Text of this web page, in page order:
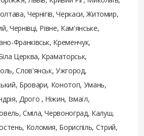
Чернігів, Черкаси, Житомир,
Чернівці, Рівне, Кам'янське,
Франківськ, Кременчук,
Церква, Краматорськ,
Слов'янськ, Ужгород,
Бровари, Конотоп, Умань,
Дрого , Ніжин, Ізмаїл,
Сміла, Червоноград, Калуш,
Коломия, Бориспіль, Стрий,